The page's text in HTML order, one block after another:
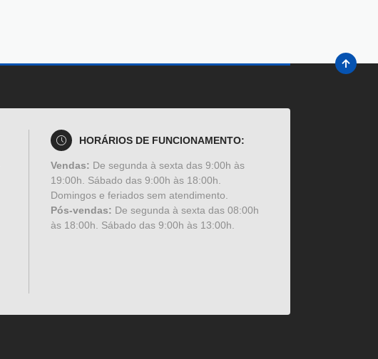
HORÁRIOS DE FUNCIONAMENTO:
Vendas: De segunda à sexta das 9:00h às
19:00h. Sábado das 9:00h às 18:00h.
Domingos e feriados sem atendimento.
Pós-vendas: De segunda à sexta das 08:00h
às 18:00h. Sábado das 9:00h às 13:00h.